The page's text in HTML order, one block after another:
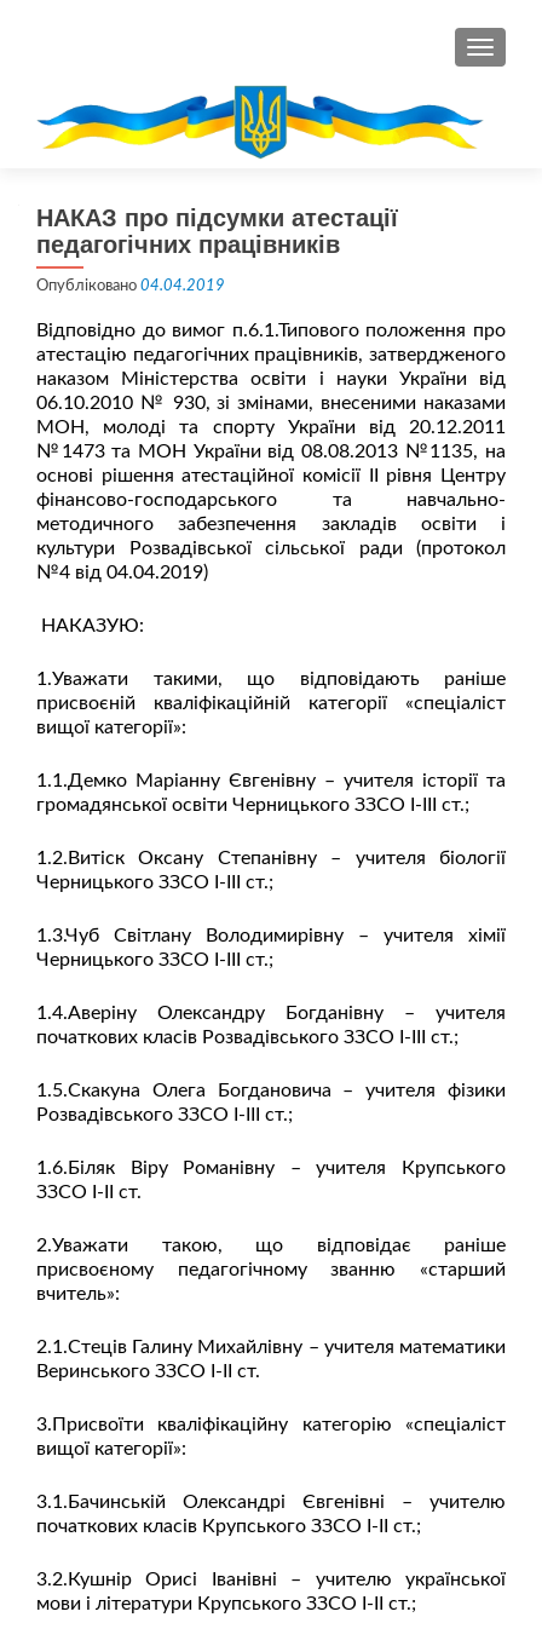
НАКАЗ про підсумки атестації
педагогічних працівників
Опубліковано 04.04.2019
Відповідно до вимог п.6.1.Типового положення про
атестацію педагогічних працівників, затвердженого
наказом Міністерства освіти і науки України від
06.10.2010 № 930, зі змінами, внесеними наказами
МОН, молоді та спорту України від 20.12.2011
№1473 та МОН України від 08.08.2013 №1135, на
основі рішення атестаційної комісії ІІ рівня Центру
фінансово-господарського та навчально-
методичного забезпечення закладів освіти і
культури Розвадівської сільської ради (протокол
№4 від 04.04.2019)
НАКАЗУЮ:
1.Уважати такими, що відповідають раніше
присвоєній кваліфікаційній категорії «спеціаліст
вищої категорії»:
1.1.Демко Маріанну Євгенівну – учителя історії та
громадянської освіти Черницького ЗЗСО І-ІІІ ст.;
1.2.Витіск Оксану Степанівну – учителя біології
Черницького ЗЗСО І-ІІІ ст.;
1.3.Чуб Світлану Володимирівну – учителя хімії
Черницького ЗЗСО І-ІІІ ст.;
1.4.Аверіну Олександру Богданівну – учителя
початкових класів Розвадівського ЗЗСО І-ІІІ ст.;
1.5.Скакуна Олега Богдановича – учителя фізики
Розвадівського ЗЗСО І-ІІІ ст.;
1.6.Біляк Віру Романівну – учителя Крупського
ЗЗСО І-ІІ ст.
2.Уважати такою, що відповідає раніше
присвоєному педагогічному званню «старший
вчитель»:
2.1.Стеців Галину Михайлівну – учителя математики
Веринського ЗЗСО І-ІІ ст.
3.Присвоїти кваліфікаційну категорію «спеціаліст
вищої категорії»:
3.1.Бачинській Олександрі Євгенівні – учителю
початкових класів Крупського ЗЗСО І-ІІ ст.;
3.2.Кушнір Орисі Іванівні – учителю української
мови і літератури Крупського ЗЗСО І-ІІ ст.;